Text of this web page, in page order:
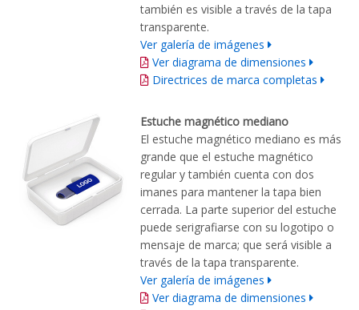
también es visible a través de la tapa
transparente.
Ver galería de imágenes
Ver diagrama de dimensiones
Directrices de marca completas
Estuche magnético mediano
El estuche magnético mediano es más
grande que el estuche magnético
regular y también cuenta con dos
imanes para mantener la tapa bien
cerrada. La parte superior del estuche
puede serigrafiarse con su logotipo o
mensaje de marca; que será visible a
través de la tapa transparente.
Ver galería de imágenes
Ver diagrama de dimensiones